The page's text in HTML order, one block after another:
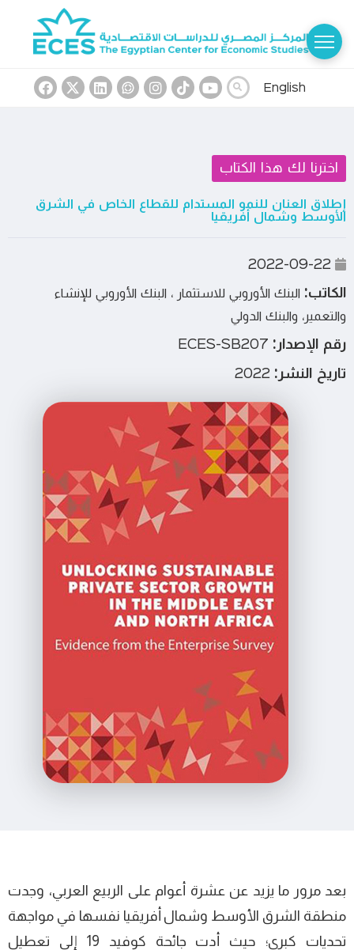
English
اخترنا لك هذا الكتاب
إطلاق العنان للنمو المستدام للقطاع الخاص في الشرق
الأوسط وشمال أفريقيا
الكاتب: البنك الأوروبي للاستثمار ، البنك الأوروبي للإنشاء
والتعمير، والبنك الدولي
رقم الإصدار:
تاريخ النشر:
بعد مرور ما يزيد عن عشرة أعوام على الربيع العربي، وجدت
منطقة الشرق الأوسط وشمال أفريقيا نفسها في مواجهة
تحديات كبرى؛ حيث أدت جائحة كوفيد 19 إلى تعطيل